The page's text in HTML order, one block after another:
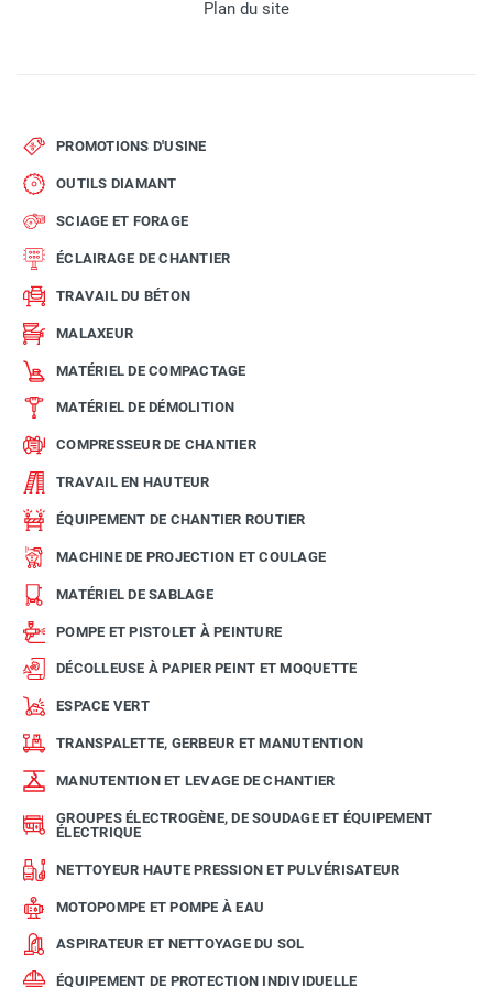
Plan du site
PROMOTIONS D'USINE
OUTILS DIAMANT
SCIAGE ET FORAGE
ÉCLAIRAGE DE CHANTIER
TRAVAIL DU BÉTON
MALAXEUR
MATÉRIEL DE COMPACTAGE
MATÉRIEL DE DÉMOLITION
COMPRESSEUR DE CHANTIER
TRAVAIL EN HAUTEUR
ÉQUIPEMENT DE CHANTIER ROUTIER
MACHINE DE PROJECTION ET COULAGE
MATÉRIEL DE SABLAGE
POMPE ET PISTOLET À PEINTURE
DÉCOLLEUSE À PAPIER PEINT ET MOQUETTE
ESPACE VERT
TRANSPALETTE, GERBEUR ET MANUTENTION
MANUTENTION ET LEVAGE DE CHANTIER
GROUPES ÉLECTROGÈNE, DE SOUDAGE ET ÉQUIPEMENT
ÉLECTRIQUE
NETTOYEUR HAUTE PRESSION ET PULVÉRISATEUR
MOTOPOMPE ET POMPE À EAU
ASPIRATEUR ET NETTOYAGE DU SOL
ÉQUIPEMENT DE PROTECTION INDIVIDUELLE